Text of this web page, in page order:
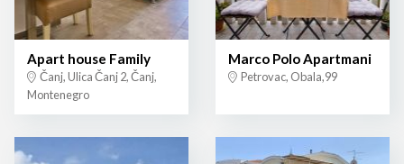
Apart house Family
Čanj, Ulica Čanj 2, Čanj,
Montenegro
Marco Polo Apartmani
Petrovac, Obala,99